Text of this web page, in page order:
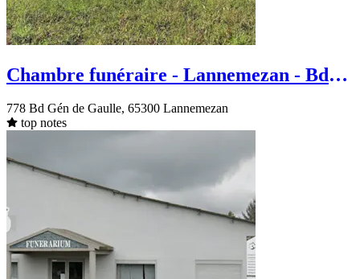
Chambre funéraire - Lannemezan - Bd
778 Bd Gén de Gaulle, 65300 Lannemezan
top notes